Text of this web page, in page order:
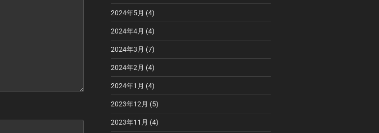
2024年5月 (4)
2024年4月 (4)
2024年3月 (7)
2024年2月 (4)
2024年1月 (4)
2023年12月 (5)
2023年11月 (4)